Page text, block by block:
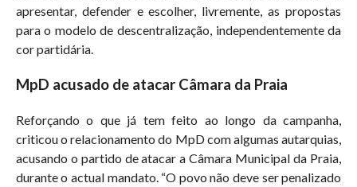
apresentar, defender e escolher, livremente, as propostas
para o modelo de descentralização, independentemente da
cor partidária.
MpD acusado de atacar Câmara da Praia
Reforçando o que já tem feito ao longo da campanha,
criticou o relacionamento do MpD com algumas autarquias,
acusando o partido de atacar a Câmara Municipal da Praia,
durante o actual mandato. “O povo não deve ser penalizado